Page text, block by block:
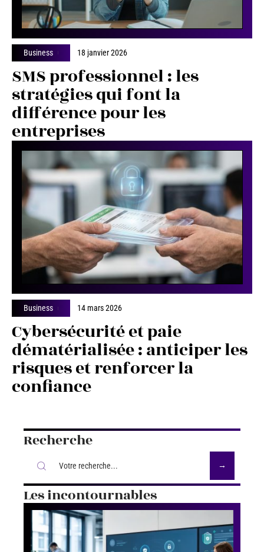
Business 18 janvier 2026
SMS professionnel : les
stratégies qui font la
différence pour les
entreprises
Business 14 mars 2026
Cybersécurité et paie
dématérialisée : anticiper les
risques et renforcer la
confiance
Recherche
Les incontournables